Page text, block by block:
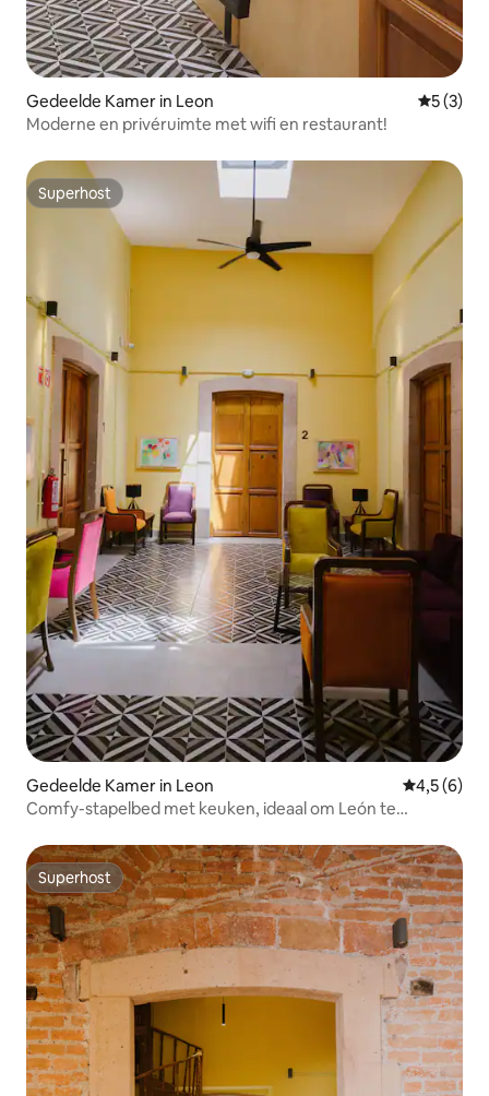
Gedeelde Kamer in Leon
5 (3)
Moderne en privéruimte met wifi en restaurant!
Superhost
Superhost
Gedeelde Kamer in Leon
4,5 (6)
Comfy-stapelbed met keuken, ideaal om León te
Superhost
Superhost